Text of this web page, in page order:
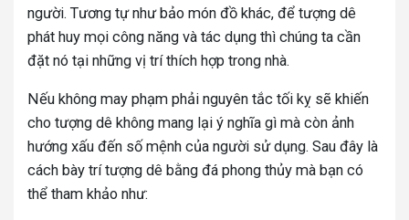
người. Tương tự như bảo món đồ khác, để tượng dê
phát huy mọi công năng và tác dụng thì chúng ta cần
đặt nó tại những vị trí thích hợp trong nhà.
Nếu không may phạm phải nguyên tắc tối kỵ sẽ khiến
cho tượng dê không mang lại ý nghĩa gì mà còn ảnh
hướng xấu đến số mệnh của người sử dụng. Sau đây là
cách bày trí tượng dê bằng đá phong thủy mà bạn có
thể tham khảo như: